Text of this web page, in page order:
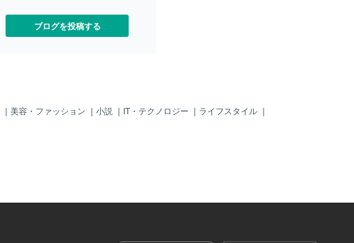
ブログを投稿する
｜ 美容・ファッション ｜ 小説 ｜ IT・テクノロジー ｜ ライフスタイル ｜